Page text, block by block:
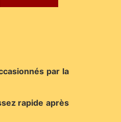
par la
rapide après